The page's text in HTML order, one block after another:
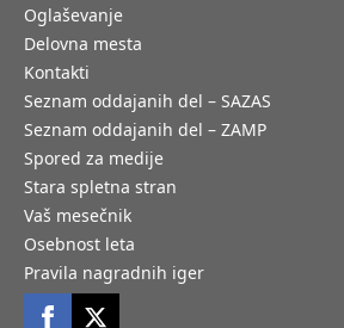
Oglaševanje
Delovna mesta
Kontakti
Seznam oddajanih del – SAZAS
Seznam oddajanih del – ZAMP
Spored za medije
Stara spletna stran
Vaš mesečnik
Osebnost leta
Pravila nagradnih iger